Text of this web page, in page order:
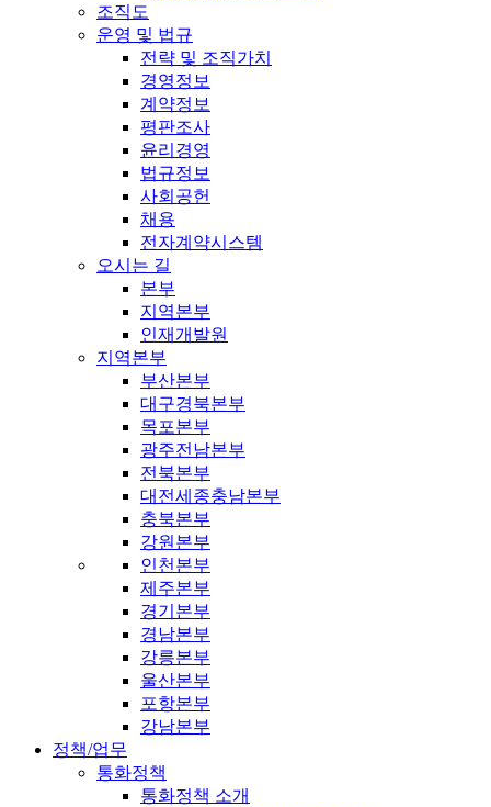
조직도
운영 및 법규
전략 및 조직가치
경영정보
계약정보
평판조사
윤리경영
법규정보
사회공헌
채용
전자계약시스템
오시는 길
본부
지역본부
인재개발원
지역본부
부산본부
대구경북본부
목포본부
광주전남본부
전북본부
대전세종충남본부
충북본부
강원본부
인천본부
제주본부
경기본부
경남본부
강릉본부
울산본부
포항본부
강남본부
정책/업무
통화정책
통화정책 소개